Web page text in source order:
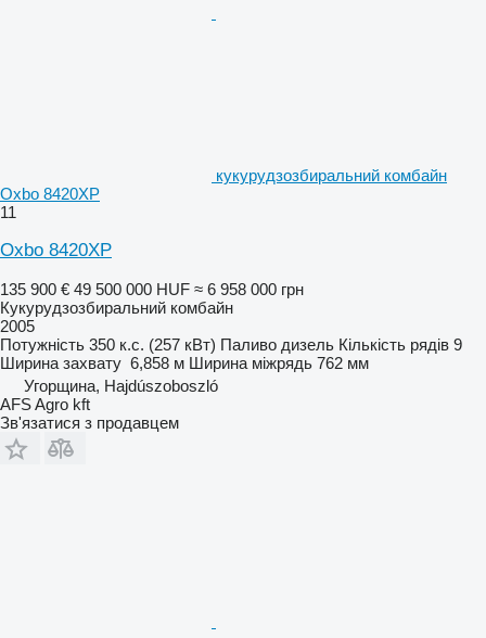
кукурудзозбиральний комбайн
Oxbo 8420XP
11
Oxbo 8420XP
135 900 € 49 500 000 HUF ≈ 6 958 000 грн
Кукурудзозбиральний комбайн
2005
Потужність 350 к.с. (257 кВт) Паливо дизель Кількість рядів 9
Ширина захвату 6,858 м Ширина міжрядь 762 мм
Угорщина, Hajdúszoboszló
AFS Agro kft
Зв'язатися з продавцем